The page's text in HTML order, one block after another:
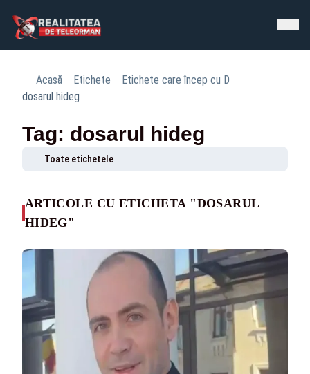
Acasă Etichete
Etichete care încep cu D
dosarul hideg
Tag: dosarul hideg
Toate etichetele
ARTICOLE CU ETICHETA "DOSARUL
HIDEG"